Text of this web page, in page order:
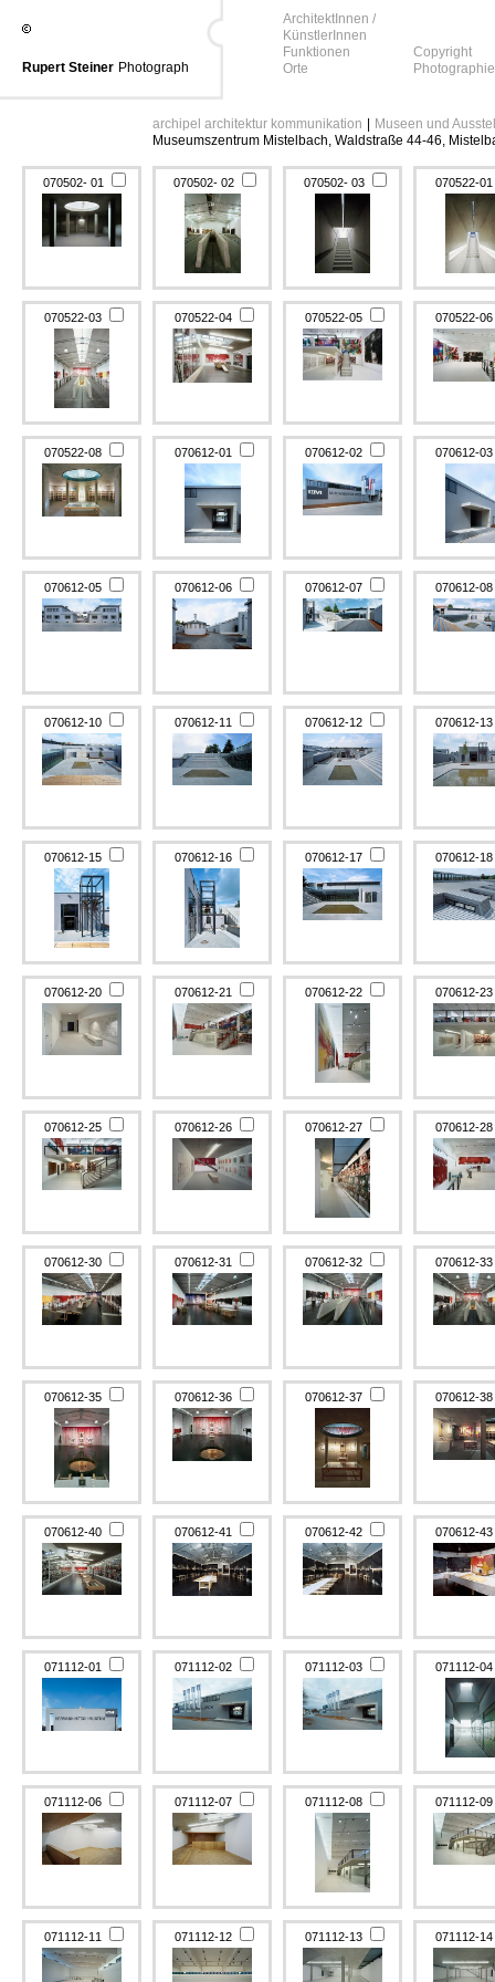
Rupert Steiner Photograph
ArchitektInnen /
KünstlerInnen
Funktionen
Orte
Copyright
Photographie
archipel architektur kommunikation
Museen und
Museumszentrum Mistelbach, Waldstraße 44-46,
070502- 01 070502- 02 070502- 03 070522-01
070522-03 070522-04 070522-05 070522-06
070522-08 070612-01 070612-02 070612-03
070612-05 070612-06 070612-07 070612-08
070612-10 070612-11 070612-12 070612-13
070612-15 070612-16 070612-17 070612-18
070612-20 070612-21 070612-22 070612-23
070612-25 070612-26 070612-27 070612-28
070612-30 070612-31 070612-32 070612-33
070612-35 070612-36 070612-37 070612-38
070612-40 070612-41 070612-42 070612-43
071112-01 071112-02 071112-03 071112-04
071112-06 071112-07 071112-08 071112-09
071112-11 071112-12 071112-13 071112-14